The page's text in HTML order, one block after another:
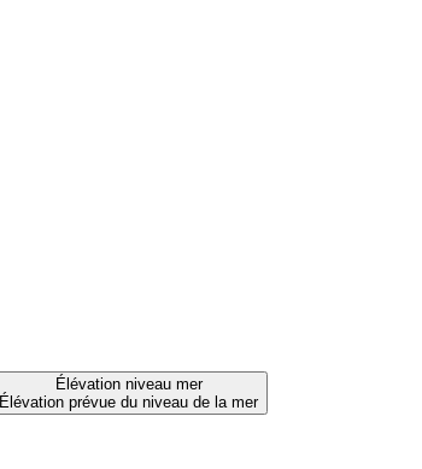
Élévation niveau mer
Élévation prévue du niveau de la mer